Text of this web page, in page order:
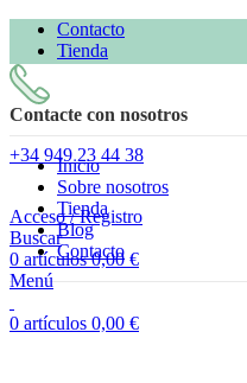
Contacto
Tienda
Contacte con nosotros
+34 949 23 44 38
Acceso / Registro
Buscar
0 artículos 0,00 €
Menú
0 artículos 0,00 €
Inicio
Sobre nosotros
Tienda
Blog
Contacto
Agotado